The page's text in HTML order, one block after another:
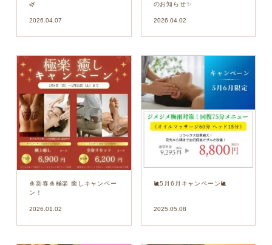
🌿
2026.04.07
のお知らせ✨
2026.04.02
🎍新春🎍極楽 癒しキャンペー
ン！
2026.01.02
🐌5月6月キャンペーン🐌
2025.05.08